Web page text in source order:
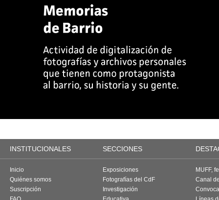
INSTITUCIONALES SECCIONES
Inicio
Quiénes somos
Suscripción
Exposiciones
Fotografías del CdF
Investigación
MUFF,
Canal